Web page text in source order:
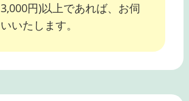
3,000円)以上であれば、お伺
いいたします。